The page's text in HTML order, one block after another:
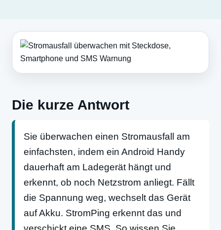
Die kurze Antwort
Sie überwachen einen Stromausfall am
einfachsten, indem ein Android Handy
dauerhaft am Ladegerät hängt und
erkennt, ob noch Netzstrom anliegt. Fällt
die Spannung weg, wechselt das Gerät
auf Akku. StromPing erkennt das und